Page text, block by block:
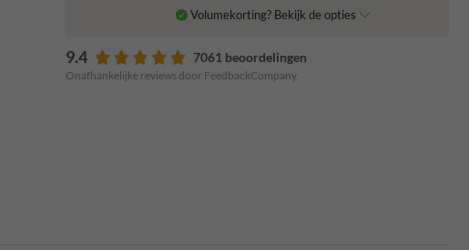
Volumekorting? Bekijk de opties
9.4 7061 beoordelingen
Onafhankelijke reviews door FeedbackCompany